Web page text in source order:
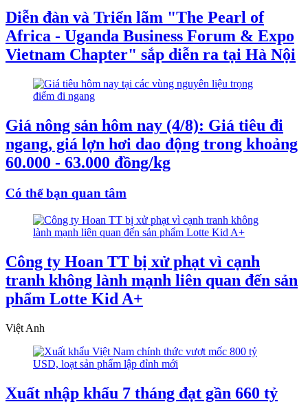
Diễn đàn và Triển lãm "The Pearl of
Africa - Uganda Business Forum & Expo
Vietnam Chapter" sắp diễn ra tại Hà Nội
Giá nông sản hôm nay (4/8): Giá tiêu đi
ngang, giá lợn hơi dao động trong khoảng
60.000 - 63.000 đồng/kg
Có thể bạn quan tâm
Công ty Hoan TT bị xử phạt vì cạnh
tranh không lành mạnh liên quan đến sản
phẩm Lotte Kid A+
Việt Anh
Xuất nhập khẩu 7 tháng đạt gần 660 tỷ